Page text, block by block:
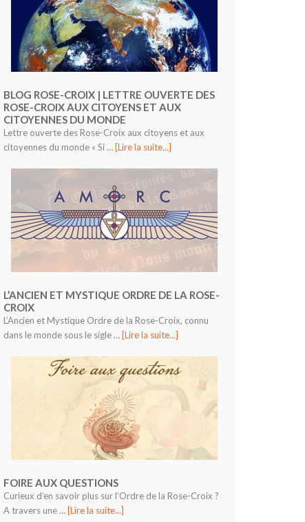
BLOG ROSE-CROIX | LETTRE OUVERTE DES
ROSE-CROIX AUX CITOYENS ET AUX
CITOYENNES DU MONDE
Lettre ouverte des Rose-Croix aux citoyens et aux
citoyennes du monde « Si … [Lire la suite...]
L’ANCIEN ET MYSTIQUE ORDRE DE LA ROSE-
CROIX
L’Ancien et Mystique Ordre de la Rose-Croix, connu
dans le monde sous le sigle … [Lire la suite...]
FOIRE AUX QUESTIONS
Curieux d’en savoir plus sur l’Ordre de la Rose-Croix ?
A travers une … [Lire la suite...]